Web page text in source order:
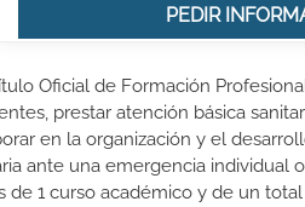
PEDIR
Oficial de Formación
prestar atención básica
en la organización y el
ante una emergencia individual
1 curso académico y de un